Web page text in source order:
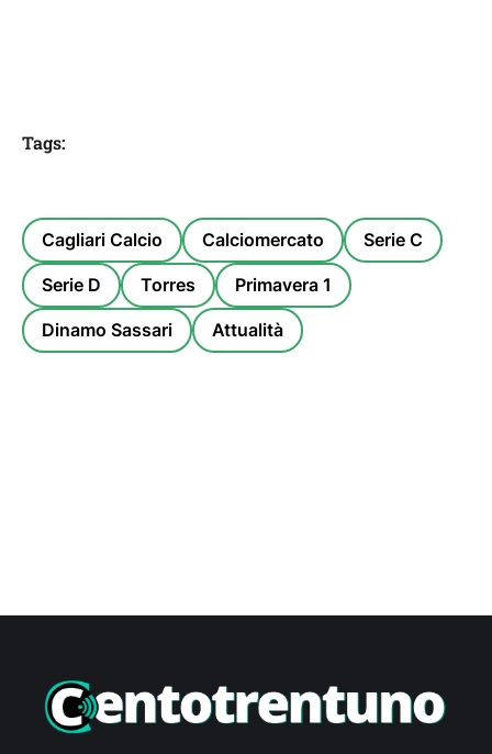
Tags:
Cagliari Calcio Calciomercato Serie C
Serie D Torres Primavera 1
Dinamo Sassari Attualità